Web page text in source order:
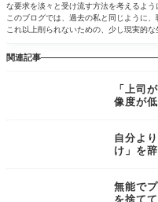
な要求を淡々と受け流す方法を考えるよう
このブログでは、過去の私と同じように
これ以上削られないための、少し現実的な
関連記事
「上司
像度が
自分よ
け」を
無能で
を捨て